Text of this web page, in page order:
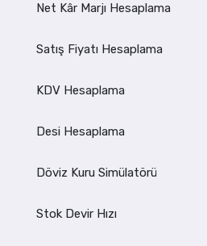
Net Kâr Marjı Hesaplama
Satış Fiyatı Hesaplama
KDV Hesaplama
Desi Hesaplama
Döviz Kuru Simülatörü
Stok Devir Hızı